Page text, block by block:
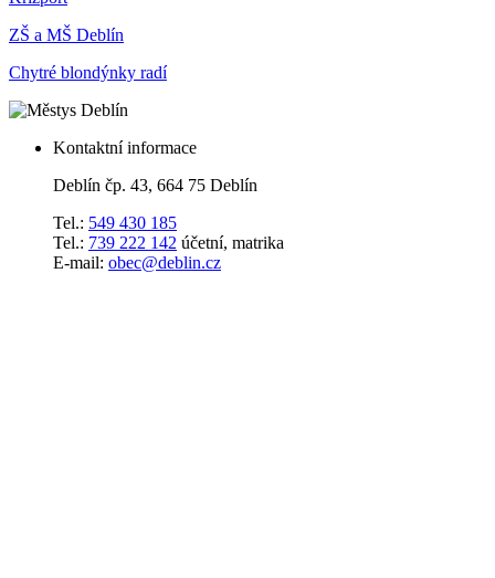
ZŠ a MŠ Deblín
Chytré blondýnky radí
Kontaktní informace
Deblín čp. 43, 664 75 Deblín
Tel.: 549 430 185
Tel.: 739 222 142 účetní, matrika
E-mail: obec@deblin.cz